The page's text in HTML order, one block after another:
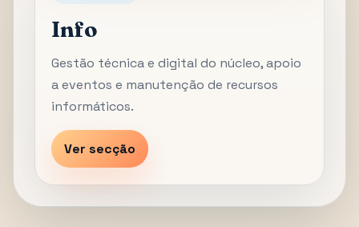
Info
Gestão técnica e digital do núcleo, apoio
a eventos e manutenção de recursos
informáticos.
Ver secção